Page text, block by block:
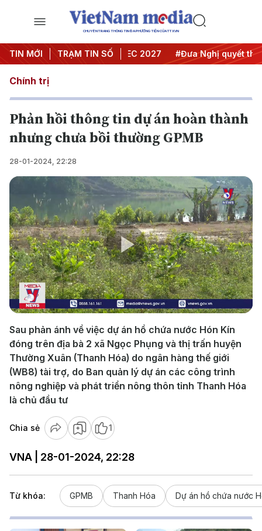
CHUYÊN TRANG THÔNG TIN ĐA PHƯƠNG TIỆN CỦA TTXVN
TIN MỚI TRẠM TIN SỐ
nghị Trung ương 3 #APEC 2027 #Đưa Nghị quyết thành
Chính trị
Phản hồi thông tin dự án hoàn thành
nhưng chưa bồi thường GPMB
28-01-2024, 22:28
Play
Video
Sau phản ánh về việc dự án hồ chứa nước Hón Kín
đóng trên địa bà 2 xã Ngọc Phụng và thị trấn huyện
Thường Xuân (Thanh Hóa) do ngân hàng thế giới
(WB8) tài trợ, do Ban quản lý dự án các công trình
nông nghiệp và phát triển nông thôn tỉnh Thanh Hóa
là chủ đầu tư
Chia sẻ 1
VNA | 28-01-2024, 22:28
Từ khóa: GPMB Thanh Hóa Dự án hồ chứa nước